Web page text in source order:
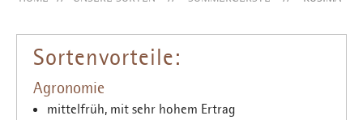
Sortenvorteile:
Agronomie
mittelfrüh, mit sehr hohem Ertrag